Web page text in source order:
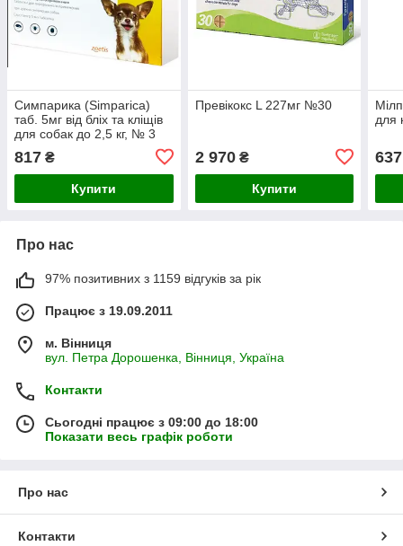
Симпарика (Simparica)
таб. 5мг від бліх та кліщів
для собак до 2,5 кг, № 3
817 ₴
Купити
Превікокс L 227мг №30
2 970₴
Купити
для
637
Про нас
97% позитивних з 1159 відгуків за рік
Працює з 19.09.2011
м. Вінниця
вул. Петра Дорошенка, Вінниця, Україна
Контакти
Сьогодні працює з 09:00 до 18:00
Показати весь графік роботи
Про нас
Контакти